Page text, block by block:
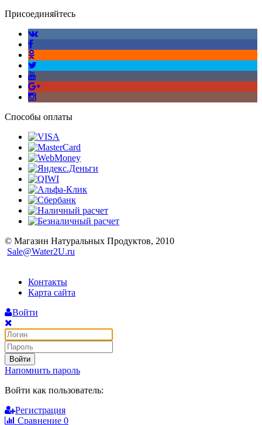
Присоединяйтесь
Способы оплаты
© Магазин Натуральных Продуктов, 2010
Sale@Water2U.ru
Контакты
Карта сайта
Войти
Войти
Напомнить пароль
Войти как пользователь:
Регистрация
Сравнение 0